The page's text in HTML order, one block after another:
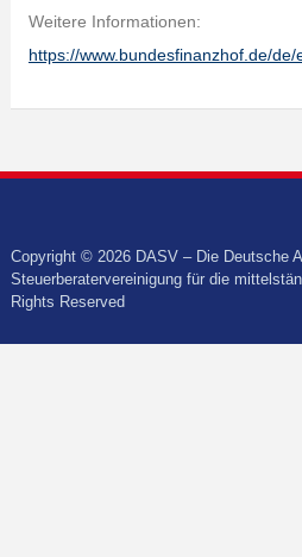
Weitere Informationen:
https://www.bundesfinanzhof.de/de/
Copyright © 2026 DASV – Die Deutsche
Steuerberatervereinigung für die
Rights Reserved